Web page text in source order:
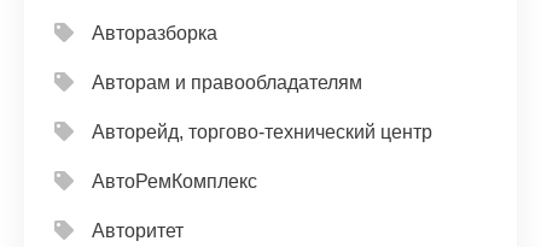
Авторазборка
Авторам и правообладателям
Авторейд, торгово-технический центр
АвтоРемКомплекс
Авторитет